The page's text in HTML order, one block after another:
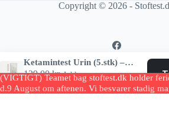
(VIGTIGT) Teamet bag stoftest.dk holder
d.9 August om aftenen. Vi besvarer stadig
Copyright © 2026 -
Ketamintest Urin (5.stk) – Test for Ketamin
129.00kr. Inkl. moms
31 på lager